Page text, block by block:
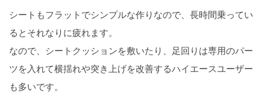
シートもフラットでシンプルな作りなので、長時間乗ってい
るとそれなりに疲れます。
なので、シートクッションを敷いたり、足回りは専用のパー
ツを入れて横揺れや突き上げを改善するハイエースユーザー
も多いです。